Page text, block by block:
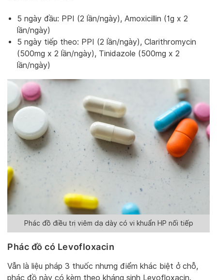
5 ngày đầu: PPI (2 lần/ngày), Amoxicillin (1g x 2
lần/ngày)
5 ngày tiếp theo: PPI (2 lần/ngày), Clarithromycin
(500mg x 2 lần/ngày), Tinidazole (500mg x 2
lần/ngày)
Phác đồ điều trị viêm dạ dày có vi khuẩn HP nối tiếp
Phác đồ có Levofloxacin
Vẫn là liệu pháp 3 thuốc nhưng điểm khác biệt ở chỗ,
phác đồ này có kèm theo kháng sinh Levofloxacin.